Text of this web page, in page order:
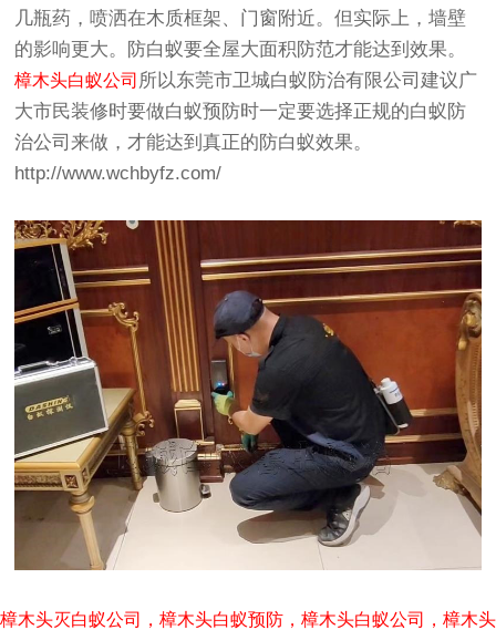
几瓶药，喷洒在木质框架、门窗附近。但实际上，墙壁
的影响更大。防白蚁要全屋大面积防范才能达到效果。
樟木头白蚁公司 所以东莞市卫城白蚁防治有限公司建议广
大市民装修时要做白蚁预防时一定要选择正规的白蚁防
治公司来做，才能达到真正的防白蚁效果。
http://www.wchbyfz.com/
樟木头灭白蚁公司，樟木头白蚁预防，樟木头白蚁公司，樟木头